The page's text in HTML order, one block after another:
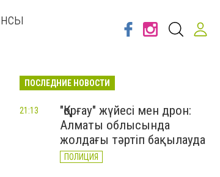
ПОСЛЕДНИЕ НОВОСТИ
"Қорғау" жүйесі мен дрон:
Алматы облысында
жолдағы тәртіп бақылауда
ПОЛИЦИЯ
21:13